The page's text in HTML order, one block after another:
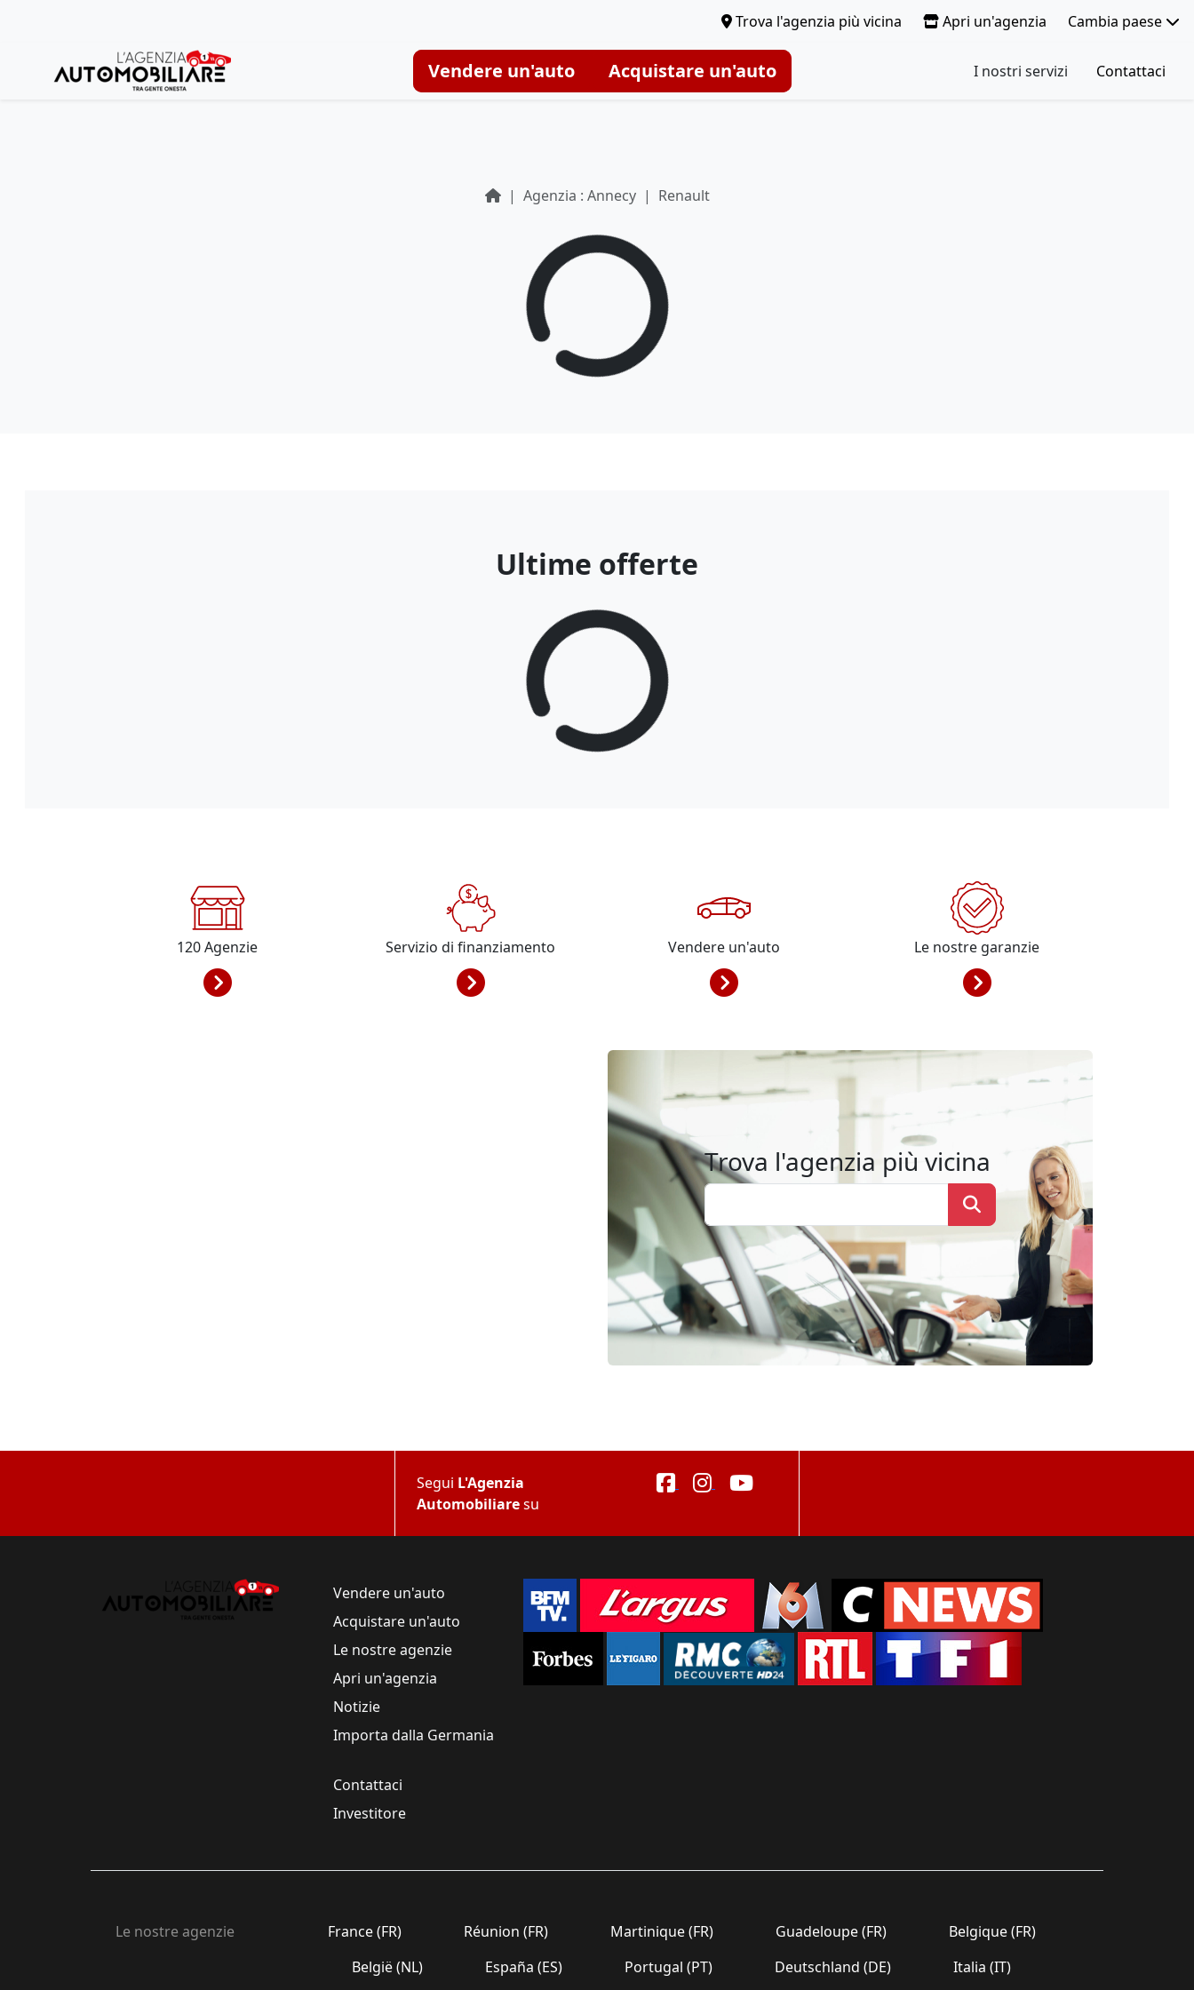
Trova l'agenzia più vicina Apri un'agenzia Cambia paese
Vendere un'auto Acquistare un'auto I nostri servizi Contattaci
Agenzia : Annecy Renault
Ultime offerte
120Agenzie Servizio di finanziamento Vendere un'auto Le nostre garanzie
Trova l'agenzia più vicina
Segui L'Agenzia
Automobiliaresu
Vendere un'auto
Acquistare un'auto
Le nostre agenzie
Apri un'agenzia
Notizie
Importa dalla Germania
Contattaci
Investitore
Le nostre agenzie France (FR) Réunion (FR) Martinique (FR) Guadeloupe (FR)
Belgique (FR)
België (NL)
España (ES) Portugal (PT) Deutschland (DE) Italia (IT)